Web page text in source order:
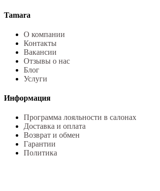
Tamara
О компании
Контакты
Вакансии
Отзывы о нас
Блог
Услуги
Информация
Программа лояльности в салонах
Доставка и оплата
Возврат и обмен
Гарантии
Политика